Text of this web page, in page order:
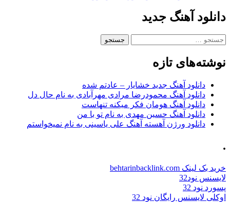
دانلود آهنگ جدید
جستجو
نوشته‌های تازه
دانلود آهنگ جدید خشایار – عادتم شده
دانلود آهنگ محمودرضا مرادی مهرآبادی به نام حال دل
دانلود آهنگ هومان فکر میکنه تنهاست
دانلود آهنگ حسین مهدی به نام تو با من
دانلود ورژن آهسته آهنگ علی یاسینی به نام نمیخواستم
.
خرید بک لینک behtarinbacklink.com
لایسنس نود32
پسورد نود 32
اوکلی لایسنس رایگان نود 32